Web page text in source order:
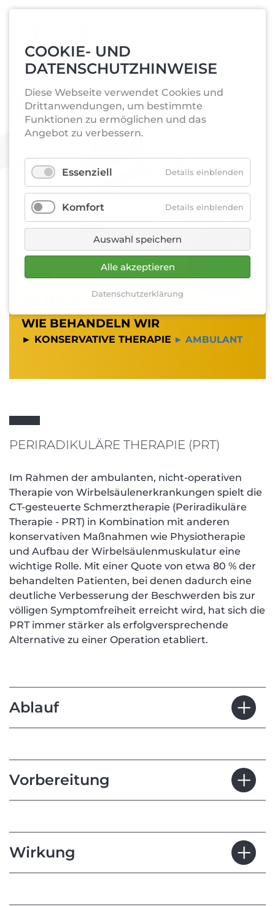
COOKIE- UND
DATENSCHUTZHINWEISE
Diese Webseite verwendet Cookies und
Drittanwendungen, um bestimmte
Funktionen zu ermöglichen und das
Angebot zu verbessern.
Essenziell Details einblenden
Komfort Details einblenden
Auswahl speichern
Alle akzeptieren
Datenschutzerklärung
FÜR PATIENTEN
WIE BEHANDELN WIR
► KONSERVATIVE THERAPIE ► AMBULANT
buchen
telefonisch
PERIRADIKULÄRE THERAPIE (PRT)
Im Rahmen der ambulanten, nicht-operativen
Therapie von Wirbelsäulenerkrankungen spielt die
CT-gesteuerte Schmerztherapie (Periradikuläre
Therapie - PRT) in Kombination mit anderen
konservativen Maßnahmen wie Physiotherapie
und Aufbau der Wirbelsäulenmuskulatur eine
wichtige Rolle. Mit einer Quote von etwa 80 % der
behandelten Patienten, bei denen dadurch eine
deutliche Verbesserung der Beschwerden bis zur
völligen Symptomfreiheit erreicht wird, hat sich die
PRT immer stärker als erfolgversprechende
Alternative zu einer Operation etabliert.
Ablauf
Vorbereitung
Wirkung